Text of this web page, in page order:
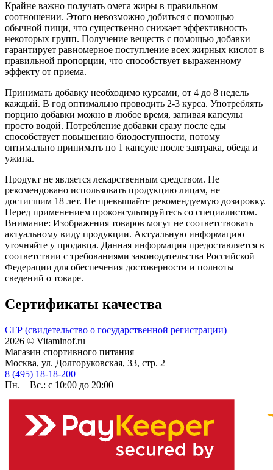
Крайне важно получать омега жиры в правильном
соотношении. Этого невозможно добиться с помощью
обычной пищи, что существенно снижает эффективность
некоторых групп. Получение веществ с помощью добавки
гарантирует равномерное поступление всех жирных кислот в
правильной пропорции, что способствует выраженному
эффекту от приема.
Принимать добавку необходимо курсами, от 4 до 8 недель
каждый. В год оптимально проводить 2-3 курса. Употреблять
порцию добавки можно в любое время, запивая капсулы
просто водой. Потребление добавки сразу после еды
способствует повышению биодоступности, потому
оптимально принимать по 1 капсуле после завтрака, обеда и
ужина.
Продукт не является лекарственным средством. Не
рекомендовано использовать продукцию лицам, не
достигшим 18 лет. Не превышайте рекомендуемую дозировку.
Перед применением проконсультируйтесь со специалистом.
Внимание: Изображения товаров могут не соответствовать
актуальному виду продукции. Актуальную информацию
уточняйте у продавца. Данная информация предоставляется в
соответствии с требованиями законодательства Российской
Федерации для обеспечения достоверности и полноты
сведений о товаре.
Сертификаты качества
СГР (свидетельство о государственной регистрации)
2026 © Vitaminof.ru
Магазин спортивного питания
Москва, ул. Долгоруковская, 33, стр. 2
8 (495) 18-18-200
Пн. – Вс.: с 10:00 до 20:00